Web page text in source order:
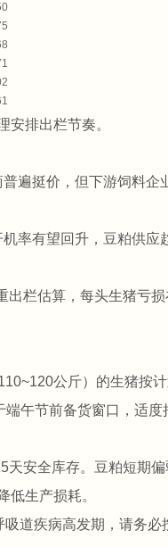
安排出栏节奏。
遍挺价，但下游饲料企
率有望回升，豆粕供应
出栏估算，每头生猪亏
公斤）的生猪按
午节前备货窗口，适度
天安全库存。豆粕短期
低生产损耗。
道疾病高发期，请务必